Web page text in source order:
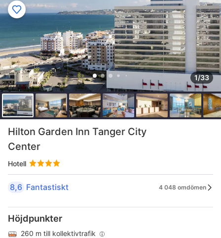
1/33
Hilton Garden Inn Tanger City
Center
Hotell
8,6 Fantastiskt 4 048 omdömen
Höjdpunkter
260 m till kollektivtrafik